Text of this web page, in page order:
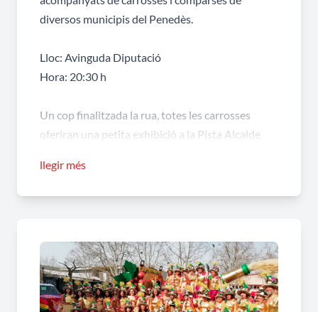
diversos municipis del Penedès.
Lloc: Avinguda Diputació
Hora: 20:30 h
Un cop finalitzada la rua, totes les carrosses
oferiran una petita exhibició a la Pista Alcalde
música i ball.
llegir més